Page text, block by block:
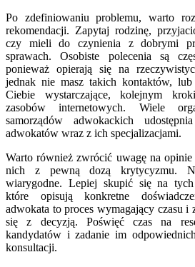
Po zdefiniowaniu problemu, warto
rekomendacji. Zapytaj rodzinę,
czy mieli do czynienia z dobrymi
sprawach. Osobiste polecenia są
ponieważ opierają się na
jednak nie masz takich kontaktów,
Ciebie wystarczające, kolejnym
zasobów internetowych. Wiele
samorządów adwokackich
adwokatów wraz z ich specjalizacjami.
Warto również zwrócić uwagę na
nich z pewną dozą krytycyzmu.
wiarygodne. Lepiej skupić się na tych
które opisują konkretne
adwokata to proces wymagający czasu i
się z decyzją. Poświęć czas na
kandydatów i zadanie im
konsultacji.